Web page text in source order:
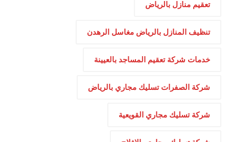
تعقيم منازل بالرياض
تنظيف المنازل بالرياض مغاسل الرهدن
خدمات شركة تعقيم المساجد بالعيينة
شركة الصفرات تسليك مجاري بالرياض
شركة تسليك مجاري القويعية